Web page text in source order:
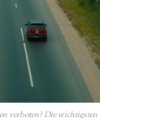
verboten? Die wichtigsten